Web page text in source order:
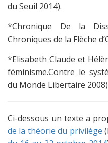
du Seuil 2014).
*Chronique De la
Chroniques de la Flèche
*Elisabeth Claude et
féminisme.Contre le
du Monde Libertaire
Ci-dessous un texte a
de la théorie du privilège